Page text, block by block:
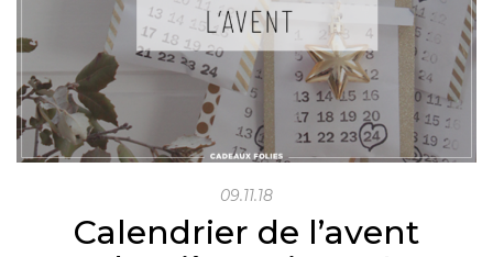
09.11.18
Calendrier de l’avent